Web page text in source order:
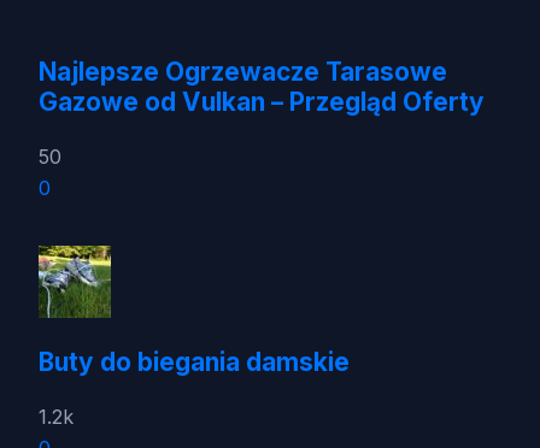
Najlepsze Ogrzewacze Tarasowe
Gazowe od Vulkan – Przegląd Oferty
50
0
Buty do biegania damskie
1.2k